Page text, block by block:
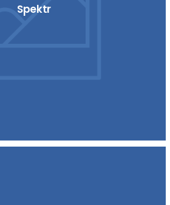
Spektr